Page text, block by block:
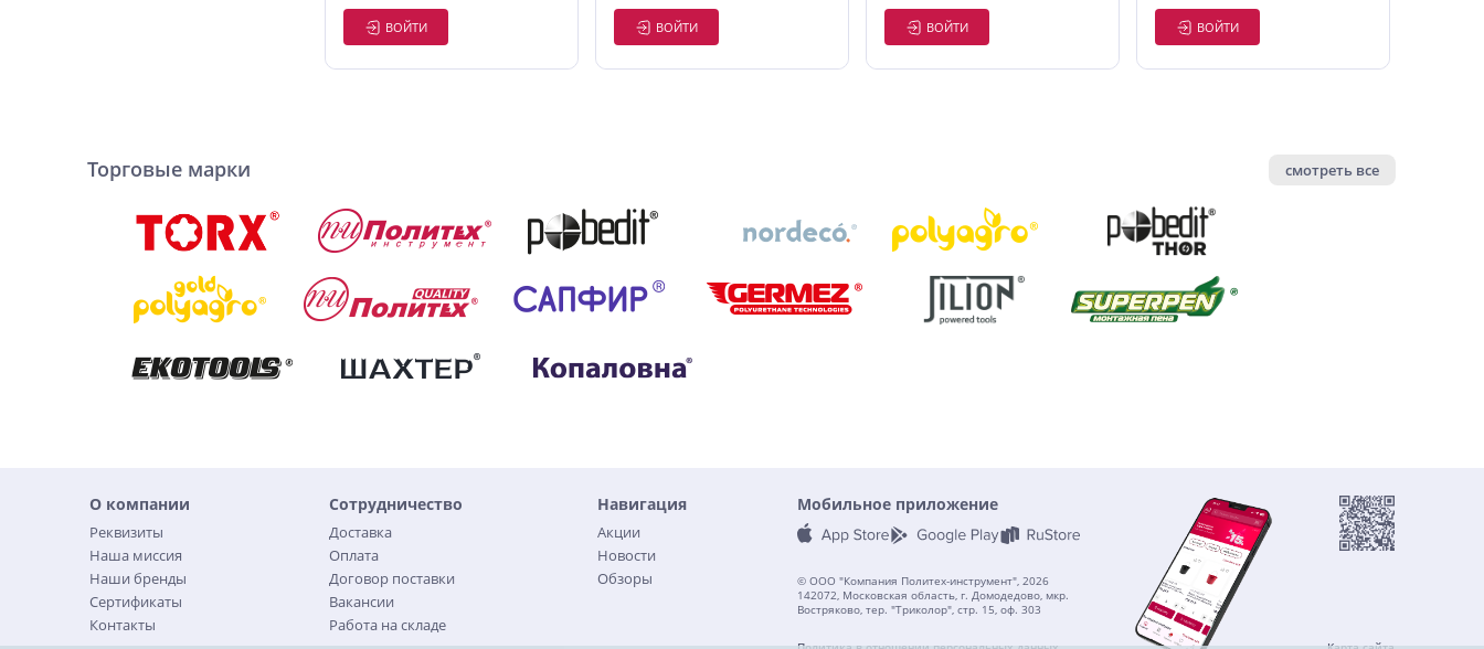
ВОЙТИ ВОЙТИ ВОЙТИ ВОЙТИ
Торговые марки смотреть все
О компании
Реквизиты
Наша миссия
Наши бренды
Сертификаты
Контакты
Сотрудничество
Доставка
Оплата
Договор поставки
Вакансии
Работа на складе
Навигация
Акции
Новости
Обзоры
Мобильное приложение
© ООО "Компания Политех-инструмент", 2026
142072, Московская область, г. Домодедово, мкр.
Востряково, тер. "Триколор", стр. 15, оф. 303